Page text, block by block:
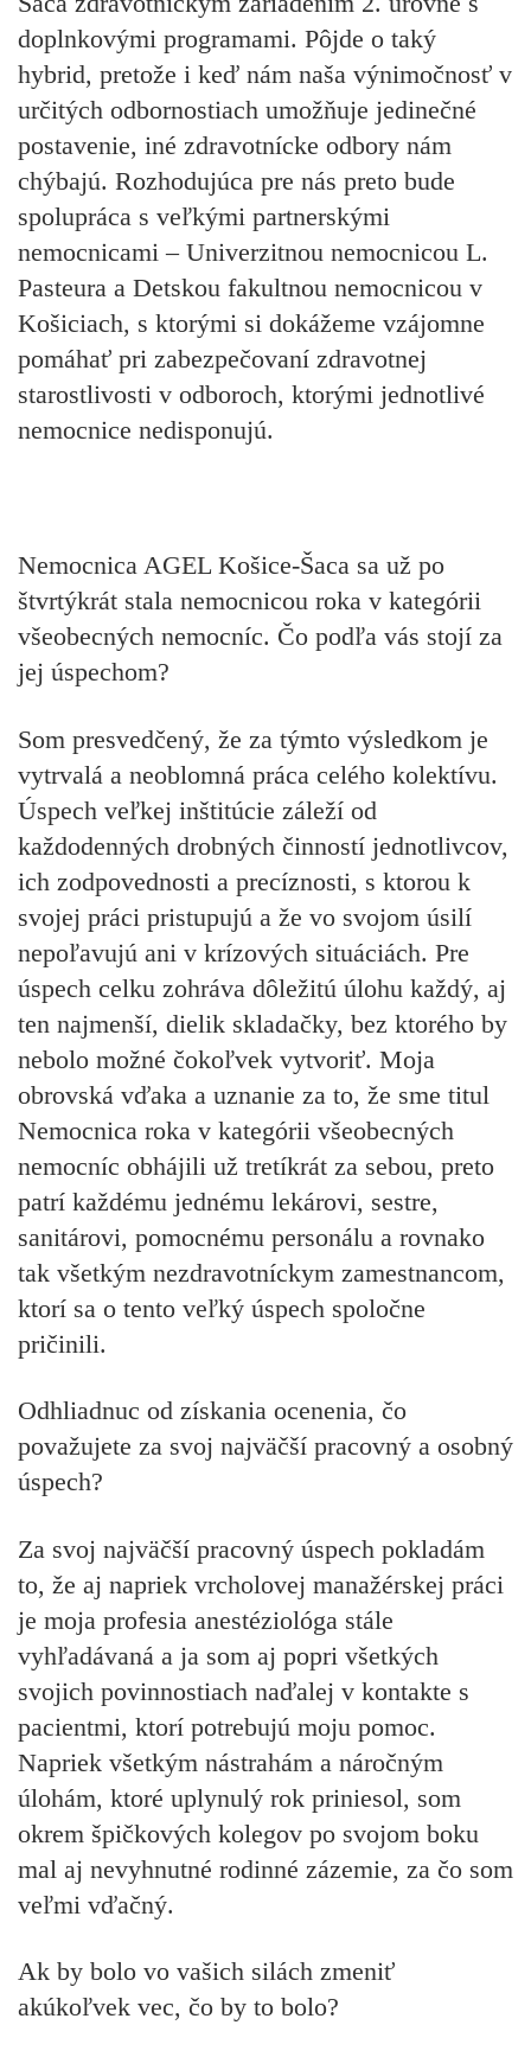
doplnkovými programami. Pôjde o taký
hybrid, pretože i keď nám naša výnimočnosť v
určitých odbornostiach umožňuje jedinečné
postavenie, iné zdravotnícke odbory nám
chýbajú. Rozhodujúca pre nás preto bude
spolupráca s veľkými partnerskými
nemocnicami – Univerzitnou nemocnicou L.
Pasteura a Detskou fakultnou nemocnicou v
Košiciach, s ktorými si dokážeme vzájomne
pomáhať pri zabezpečovaní zdravotnej
starostlivosti v odboroch, ktorými jednotlivé
nemocnice nedisponujú.
Nemocnica AGEL Košice-Šaca sa už po
štvrtýkrát stala nemocnicou roka v kategórii
všeobecných nemocníc. Čo podľa vás stojí za
jej úspechom?
Som presvedčený, že za týmto výsledkom je
vytrvalá a neoblomná práca celého kolektívu.
Úspech veľkej inštitúcie záleží od
každodenných drobných činností jednotlivcov,
ich zodpovednosti a precíznosti, s ktorou k
svojej práci pristupujú a že vo svojom úsilí
nepoľavujú ani v krízových situáciách. Pre
úspech celku zohráva dôležitú úlohu každý, aj
ten najmenší, dielik skladačky, bez ktorého by
nebolo možné čokoľvek vytvoriť. Moja
obrovská vďaka a uznanie za to, že sme titul
Nemocnica roka v kategórii všeobecných
nemocníc obhájili už tretíkrát za sebou, preto
patrí každému jednému lekárovi, sestre,
sanitárovi, pomocnému personálu a rovnako
tak všetkým nezdravotníckym zamestnancom,
ktorí sa o tento veľký úspech spoločne
pričinili.
Odhliadnuc od získania ocenenia, čo
považujete za svoj najväčší pracovný a osobný
úspech?
Za svoj najväčší pracovný úspech pokladám
to, že aj napriek vrcholovej manažérskej práci
je moja profesia anestéziológa stále
vyhľadávaná a ja som aj popri všetkých
svojich povinnostiach naďalej v kontakte s
pacientmi, ktorí potrebujú moju pomoc.
Napriek všetkým nástrahám a náročným
úlohám, ktoré uplynulý rok priniesol, som
okrem špičkových kolegov po svojom boku
mal aj nevyhnutné rodinné zázemie, za čo som
veľmi vďačný.
Ak by bolo vo vašich silách zmeniť
akúkoľvek vec, čo by to bolo?